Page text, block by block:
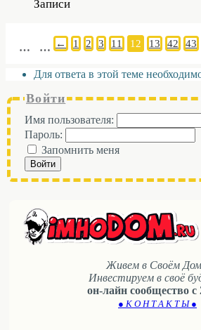
Записи
← 1 2 3
… 11 12 13
… 42 43
Для ответа в этой теме
Войти
Имя пользователя:
Пароль:
Запомнить меня
Войти
Живем в Своём
Инвестируем в своё
он-лайн сообщество с
● К О Н Т А К Т Ы ●